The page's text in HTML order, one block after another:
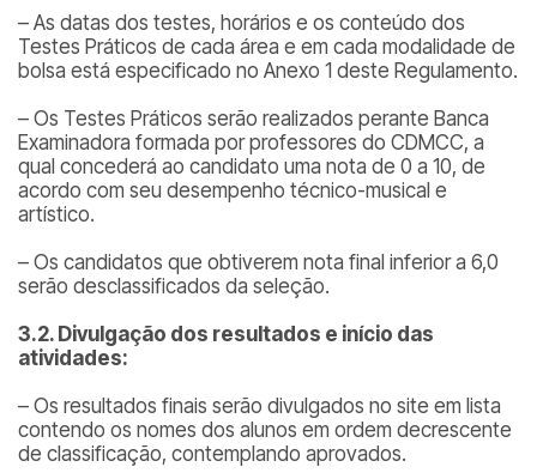
– As datas dos testes, horários e os conteúdo dos
Testes Práticos de cada área e em cada modalidade de
bolsa está especificado no Anexo 1 deste Regulamento.
– Os Testes Práticos serão realizados perante Banca
Examinadora formada por professores do CDMCC, a
qual concederá ao candidato uma nota de 0 a 10, de
acordo com seu desempenho técnico-musical e
artístico.
– Os candidatos que obtiverem nota final inferior a 6,0
serão desclassificados da seleção.
3.2. Divulgação dos resultados e início das
atividades:
– Os resultados finais serão divulgados no site em lista
contendo os nomes dos alunos em ordem decrescente
de classificação, contemplando aprovados.